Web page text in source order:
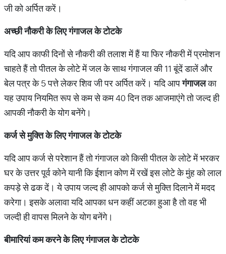
जी को अर्पित करें।
अच्छी नौकरी के लिए गंगाजल के टोटके
यदि आप काफी दिनों से नौकरी की तलाश में हैं या फिर नौकरी में प्रमोशन
चाहते हैं तो पीतल के लोटे में जल के साथ गंगाजल की 11 बूंदें डालें और
बेल पत्र के 5 पत्ते लेकर शिव जी पर अर्पित करें। यदि आपगंगाजलका
यह उपाय नियमित रूप से कम से कम 40 दिन तक आजमाएंगे तो जल्द ही
आपकी नौकरी के योग बनेंगे।
कर्ज से मुक्ति के लिए गंगाजल के टोटके
यदि आप कर्ज से परेशान हैं तो गंगाजल को किसी पीतल के लोटे में भरकर
घर के उत्तर पूर्व कोने यानी कि ईशान कोण में रखें इस लोटे के मुंह को लाल
कपड़े से ढक दें। ये उपाय जल्द ही आपको कर्ज से मुक्ति दिलाने में मदद
करेगा। इसके अलावा यदि आपका धन कहीं अटका हुआ है तो वह भी
जल्दी ही वापस मिलने के योग बनेंगे।
बीमारियां कम करने के लिए गंगाजल के टोटके